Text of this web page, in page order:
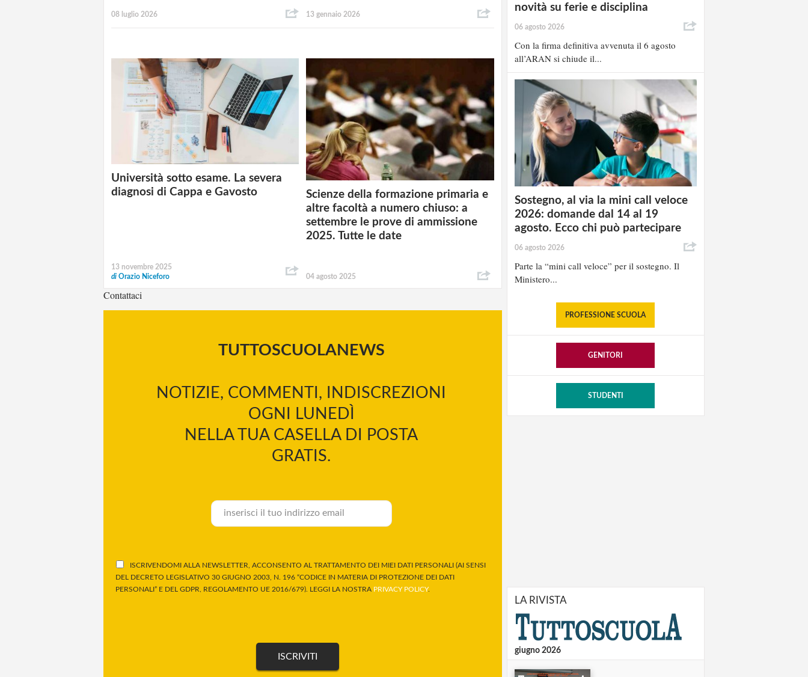
08 luglio 2026 13 gennaio 2026
Università sotto esame. La severa
diagnosi di Cappa e Gavosto
13 novembre 2025
di Orazio Niceforo
Scienze della formazione primaria e
altre facoltà a numero chiuso: a
settembre le prove di ammissione
2025. Tutte le date
04 agosto 2025
Contattaci
TUTTOSCUOLANEWS
NOTIZIE, COMMENTI, INDISCREZIONI
OGNI LUNEDÌ
NELLA TUA CASELLA DI POSTA
GRATIS.
ISCRIVENDOMI ALLA NEWSLETTER, ACCONSENTO AL TRATTAMENTO DEI MIEI DATI PERSONALI (AI SENSI
DEL DECRETO LEGISLATIVO 30 GIUGNO 2003, N. 196 “CODICE IN MATERIA DI PROTEZIONE DEI DATI
PERSONALI” E DEL GDPR, REGOLAMENTO UE 2016/679). LEGGI LA NOSTRA PRIVACY POLICY.
novità su ferie e disciplina
06 agosto 2026
Con la firma definitiva avvenuta il 6 agosto
all’ARAN si chiude il...
Sostegno, al via la mini call veloce
2026: domande dal 14 al 19
agosto. Ecco chi può partecipare
06 agosto 2026
Parte la “mini call veloce” per il sostegno. Il
Ministero...
PROFESSIONE SCUOLA
GENITORI
STUDENTI
LA RIVISTA
giugno 2026